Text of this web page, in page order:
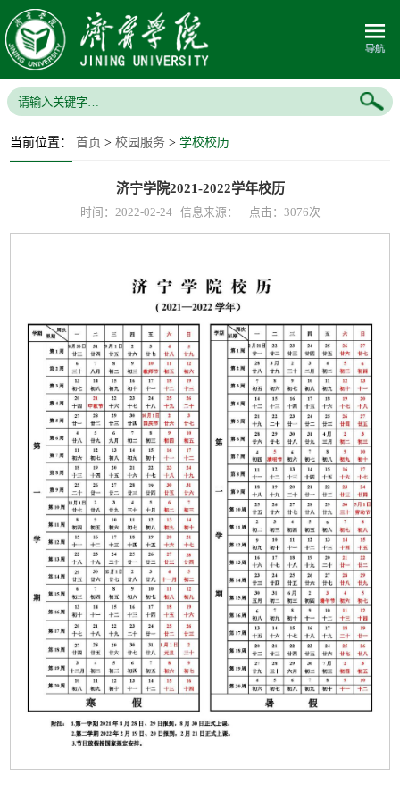
当前位置： 首页 >校园服务 >学校校历
济宁学院2021-2022学年校历
时间：2022-02-24 信息来源： 点击： 3076次